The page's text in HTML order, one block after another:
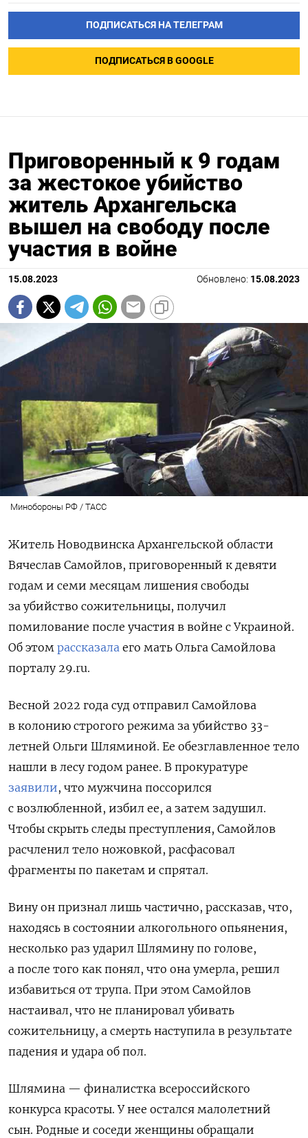
ПОДПИСАТЬСЯ НА ТЕЛЕГРАМ
ПОДПИСАТЬСЯ В GOOGLE
Приговоренный к 9 годам
за жестокое убийство
житель Архангельска
вышел на свободу после
участия в войне
15.08.2023 Обновлено: 15.08.2023
Минобороны РФ / ТАСС
Житель Новодвинска Архангельской области
Вячеслав Самойлов, приговоренный к девяти
годам и семи месяцам лишения свободы
за убийство сожительницы, получил
помилование после участия в войне с Украиной.
Об этом рассказала его мать Ольга Самойлова
порталу 29.ru.
Весной 2022 года суд отправил Самойлова
в колонию строгого режима за убийство 33-
летней Ольги Шляминой. Ее обезглавленное тело
нашли в лесу годом ранее. В прокуратуре
заявили, что мужчина поссорился
с возлюбленной, избил ее, а затем задушил.
Чтобы скрыть следы преступления, Самойлов
расчленил тело ножовкой, расфасовал
фрагменты по пакетам и спрятал.
Вину он признал лишь частично, рассказав, что,
находясь в состоянии алкогольного опьянения,
несколько раз ударил Шлямину по голове,
а после того как понял, что она умерла, решил
избавиться от трупа. При этом Самойлов
настаивал, что не планировал убивать
сожительницу, а смерть наступила в результате
падения и удара об пол.
Шлямина — финалистка всероссийского
конкурса красоты. У нее остался малолетний
сын. Родные и соседи женщины обращали